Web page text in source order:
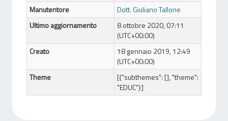
Manutentore
Dott. Giuliano Tallone
Ultimo aggiornamento
8 ottobre 2020, 07:11
(UTC+00:00)
Creato
18 gennaio 2019, 12:49
(UTC+00:00)
Theme
[{"subthemes": [], "theme":
"EDUC"}]